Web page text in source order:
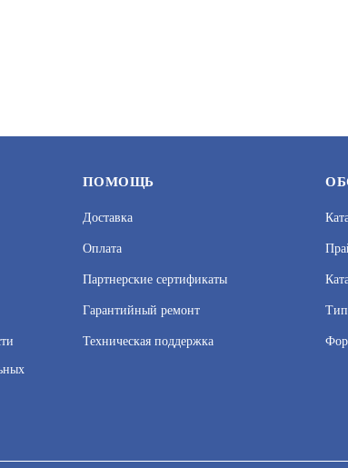
cookie–файлы, в том числе сервисов
NS-SW-8G2G-P/I
36 840
ПОМОЩЬ
Доставка
Оплата
Партнерские сертификаты
Гарантийный ремонт
Техническая поддержка